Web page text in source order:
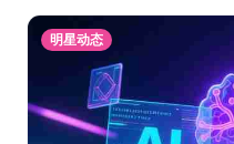
明星动态